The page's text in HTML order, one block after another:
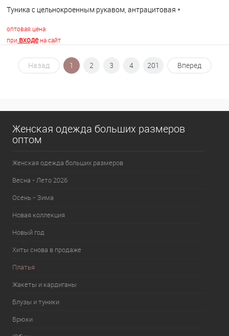
Туника с цельнокроенным рукавом, антрацитовая *
оптовая цена
при входена сайт
В корзину
Назад 1 2 3 4 201 Вперед
Женская одежда больших размеров
оптом
Женская одежда больших размеров
Весна - Лето 2026
Осень - Зима
Новая коллекция
Новый год
Хиты снова в продаже
Платья
Жакеты и кардиганы
Блузы и туники
Брюки